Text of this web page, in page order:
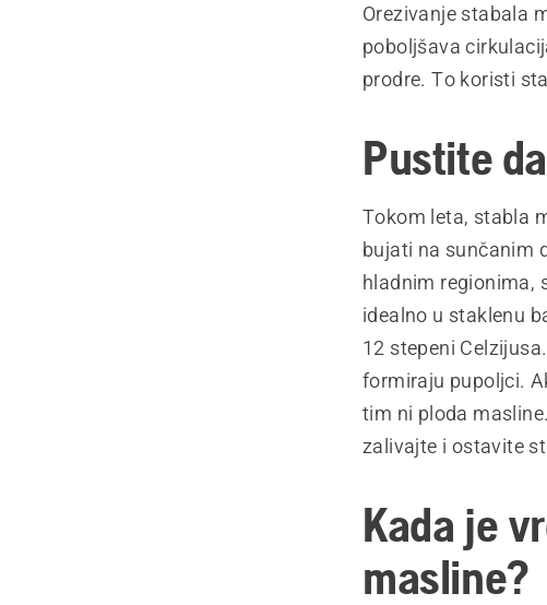
Orezivanje stabala
poboljšava
prodre. To koristi
Pustite
Tokom leta, stabla
bujati na sunčanim
hladnim regionima,
idealno u staklenu
12 stepeni
formiraju pupoljci.
tim ni ploda
zalivajte i ostavite
Kada je
masline?